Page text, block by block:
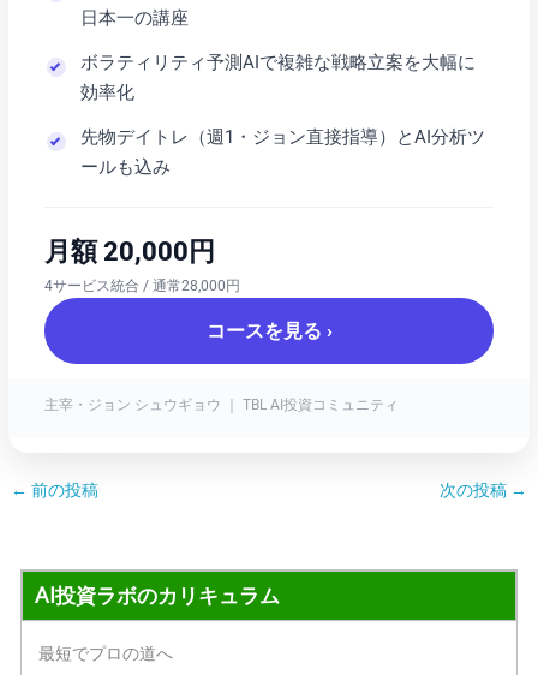
日本一の講座
ボラティリティ予測AIで複雑な戦略立案を大幅に
効率化
先物デイトレ（週1・ジョン直接指導）とAI分析ツ
ールも込み
月額 20,000円
4サービス統合 / 通常28,000円
コースを見る ›
主宰・ジョン シュウギョウ ｜ TBL AI投資コミュニティ
← 前の投稿 次の投稿 →
AI投資ラボのカリキュラム
最短でプロの道へ